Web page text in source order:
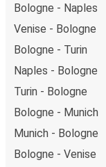
Bologne - Naples
Venise - Bologne
Bologne - Turin
Naples - Bologne
Turin - Bologne
Bologne - Munich
Munich - Bologne
Bologne - Venise